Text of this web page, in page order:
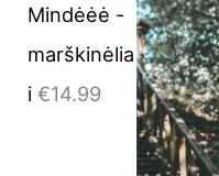
Mindėėė -
marškinėlia
i €14.99